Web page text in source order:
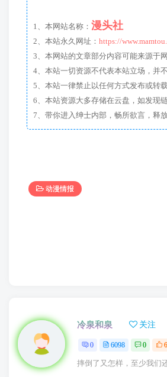
1、本网站名称： 漫头社
2、本站永久网址： https://
3、本网站的文章部分内容可能来源于
4、本站一切资源不代表本站立场，并
5、本站一律禁止以任何方式发布或转
6、本站资源大多存储在云盘，如发现
动漫情报
冷泉和泉 关注
0 6098 0
摔倒了又怎样，至少我们